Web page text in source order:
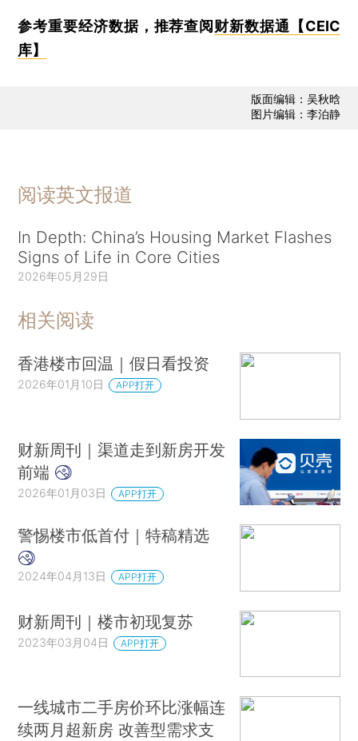
参考重要经济数据，推荐查阅 财新数据通【CEIC
库】
版面编辑：吴秋晗
图片编辑：李泊静
阅读英文报道
In Depth: China’s Housing Market Flashes
Signs of Life in Core Cities
2026年05月29日
相关阅读
香港楼市回温｜假日看投资
2026年01月10日 APP打开
财新周刊｜渠道走到新房开发
前端
2026年01月03日 APP打开
警惕楼市低首付｜特稿精选
2024年04月13日 APP打开
财新周刊｜楼市初现复苏
2023年03月04日 APP打开
一线城市二手房价环比涨幅连
续两月超新房 改善型需求支